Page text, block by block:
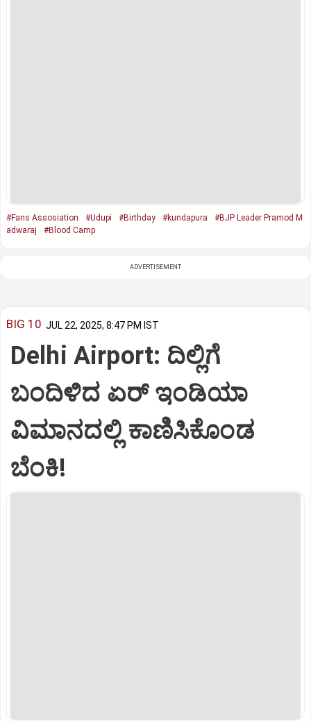
#Fans Assosiation #Udupi #Birthday #kundapura
#BJP Leader Pramod M
adwaraj
#Blood Camp
ADVERTISEMENT
BIG 10 JUL 22, 2025, 8:47 PM IST
Delhi Airport: ದಿಲ್ಲಿಗೆ
ಬಂದಿಳಿದ ಏರ್‌ ಇಂಡಿಯಾ
ವಿಮಾನದಲ್ಲಿ ಕಾಣಿಸಿಕೊಂಡ
ಬೆಂಕಿ!